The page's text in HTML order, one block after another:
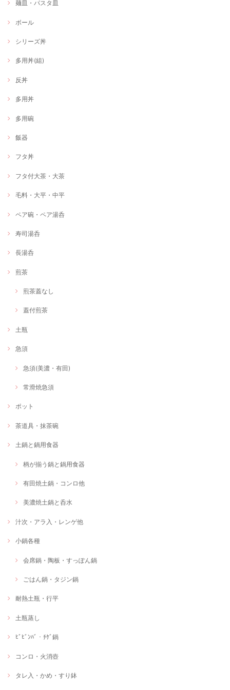
麺皿・パスタ皿
ボール
シリーズ丼
多用丼(組)
反丼
多用丼
多用碗
飯器
フタ丼
フタ付大茶・大茶
毛料・大平・中平
ペア碗・ペア湯呑
寿司湯呑
長湯呑
煎茶
煎茶蓋なし
蓋付煎茶
土瓶
急須
急須(美濃・有田)
常滑焼急須
ポット
茶道具・抹茶碗
土鍋と鍋用食器
柄が揃う鍋と鍋用食器
有田焼土鍋・コンロ他
美濃焼土鍋と呑水
汁次・アラ入・レンゲ他
小鍋各種
会席鍋・陶板・すっぽん鍋
ごはん鍋・タジン鍋
耐熱土瓶・行平
土瓶蒸し
ﾋﾞﾋﾞﾝﾊﾞ・ﾁｹﾞ鍋
コンロ・火消壺
タレ入・かめ・すり鉢